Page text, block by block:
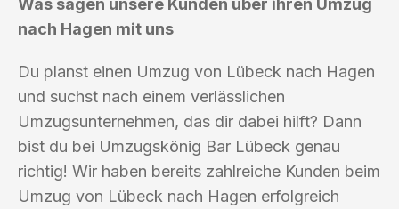
Was sagen unsere Kunden über ihren Umzug
nach Hagen mit uns
Du planst einen Umzug von Lübeck nach Hagen
und suchst nach einem verlässlichen
Umzugsunternehmen, das dir dabei hilft? Dann
bist du bei Umzugskönig Bar Lübeck genau
richtig! Wir haben bereits zahlreiche Kunden beim
Umzug von Lübeck nach Hagen erfolgreich